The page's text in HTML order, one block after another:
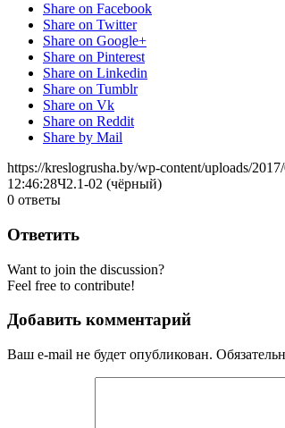
Share on Facebook
Share on Twitter
Share on Google+
Share on Pinterest
Share on Linkedin
Share on Tumblr
Share on Vk
Share on Reddit
Share by Mail
https://kreslogrusha.by/wp-content/uploads/
12:46:28Ч2.1-02 (чёрный)
0 ответы
Ответить
Want to join the discussion?
Feel free to contribute!
Добавить комментарий
Ваш e-mail не будет опубликован.